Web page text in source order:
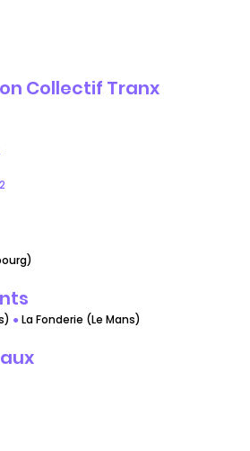
Collectif Tranx
● La Fonderie (Le Mans)